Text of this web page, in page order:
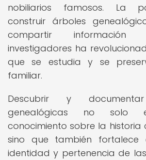
nobiliarios famosos. La
construir árboles
compartir
investigadores ha
que se estudia y se
familiar.
Descubrir y documentar
genealógicas no solo
conocimiento sobre la historia
sino que también fortalece
identidad y pertenencia de